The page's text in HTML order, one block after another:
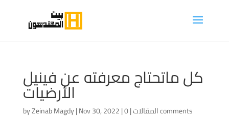
كل ماتحتاج معرفته عن فينيل
الأرضيات
byZeinab Magdy|Nov 30, 2022| المقالات| 0 comments